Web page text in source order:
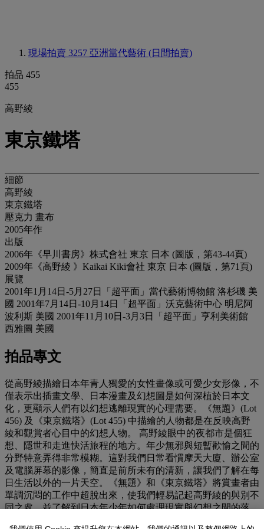
現場拍賣 3257 亞洲當代藝術 (日間拍賣)
拍品 455
455
高野綾
東京鐵塔
細節
高野綾
東京鐵塔
壓克力 畫布
2005年作
出版
2006年《早川書房》株式會社 東京 日本 (圖版，第43-44頁)
2009年《高野綾 》Kaikai Kiki會社 東京 日本 (圖版，第71頁)
展覽
2001年1月14日-5月27日「超平面」當代藝術博物館 洛杉磯 美
國 2001年7月14日-10月14日「超平面」沃克藝術中心 明尼阿
波利斯 美國 2001年11月10日-3月3日「超平面」亨利美術館
西雅圖 美國
拍品專文
從高野綾描繪日本年青人獨愛的女性畫像或可愛少女形像，不
僅表示出插畫文學、日本漫畫及幻想圖是如何深植於日本文
化，更顯示人們有以幻想逃離現實的心理需要。《無題》(Lot
456) 及《東京鐵塔》(Lot 455) 中描繪的人物都是在反映高野
綾和觀賞者心目中的幻想人物。 高野綾眼中的夜都市是個狂
想、隱世和走進快活旅程的地方。年少無邪與短暫歡愉之間的
分野特意弄得非常模糊。這對我們日常看慣摩天大廈、辦公室
及電腦屏幕的影像，簡直是前所未有的清新，讓我們了解在每
日生活以外的一片天空。《無題》和《東京鐵塔》將賞畫者由
單調沉悶的工作中超脫出來，使我們輕易記起高野綾的與別不
同之處，並了解到日本年少年如何處理現實與幻想之間的落